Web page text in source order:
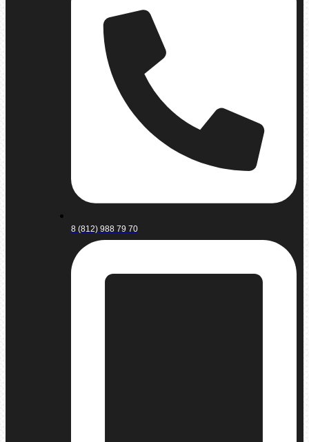
8 (812) 988 79 70